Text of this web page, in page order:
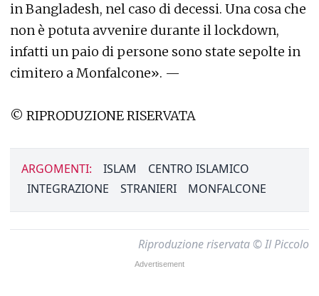
in Bangladesh, nel caso di decessi. Una cosa che
non è potuta avvenire durante il lockdown,
infatti un paio di persone sono state sepolte in
cimitero a Monfalcone». —
© RIPRODUZIONE RISERVATA
ARGOMENTI: ISLAM
CENTRO ISLAMICO
INTEGRAZIONE
STRANIERI MONFALCONE
Riproduzione riservata © Il Piccolo